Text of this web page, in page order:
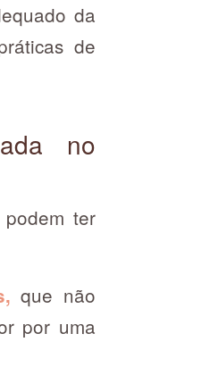
da
de
no
ter
que não
por uma